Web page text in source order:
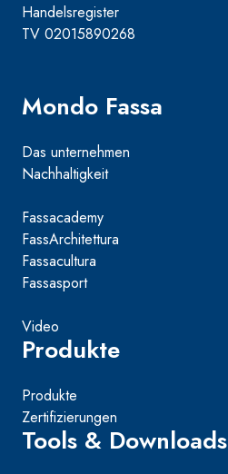
Handelsregister
TV 02015890268
Mondo Fassa
Das unternehmen
Nachhaltigkeit
Fassacademy
FassArchitettura
Fassacultura
Fassasport
Video
Produkte
Produkte
Zertifizierungen
Tools & Downloads